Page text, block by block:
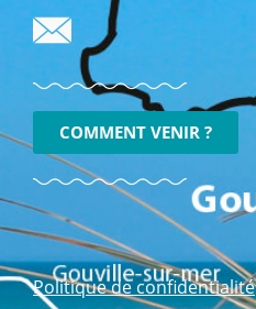
COMMENT VENIR ?
Politique de confidentialité